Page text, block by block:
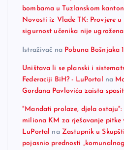
bombama u Tuzlanskom
Novosti iz Vlade TK: Provjere
sigurnost učenika nije ugrožena
Istraživač na Pobuna Bošnjaka
Uništava li se planski i
Federaciji BiH? - LuPortal
na
Gordana Pavlovića zaista
"Mandati prolaze, djela ostaju":
miliona KM za rješavanje pitke
LuPortal na Zastupnik u
pojasnio prednosti